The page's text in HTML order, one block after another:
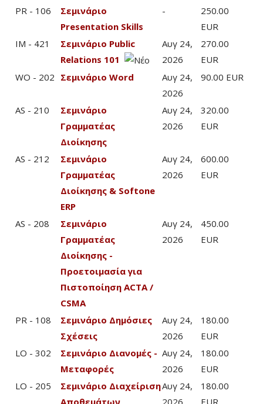
PR - 106
Σεμινάριο
Presentation Skills
-
250.00
EUR
IM - 421
Σεμινάριο Public
Relations 101
Αυγ 24,
2026
270.00
EUR
WO - 202 Σεμινάριο Word
Αυγ 24,
2026
90.00 EUR
AS - 210
Σεμινάριο
Γραμματέας
Διοίκησης
Αυγ 24,
2026
320.00
EUR
AS - 212
Σεμινάριο
Γραμματέας
Διοίκησης & Softone
ERP
Αυγ 24,
2026
600.00
EUR
AS - 208
Σεμινάριο
Γραμματέας
Διοίκησης -
Προετοιμασία για
Πιστοποίηση ACTA /
CSMA
Αυγ 24,
2026
450.00
EUR
PR - 108
Σεμινάριο Δημόσιες
Σχέσεις
Αυγ 24,
2026
180.00
EUR
LO - 302
Σεμινάριο Διανομές -
Μεταφορές
Αυγ 24,
2026
180.00
EUR
LO - 205
Σεμινάριο Διαχείριση
Αποθεμάτων
Αυγ 24,
2026
180.00
EUR